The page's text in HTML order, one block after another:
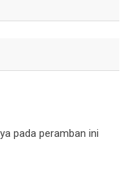
pada peramban ini